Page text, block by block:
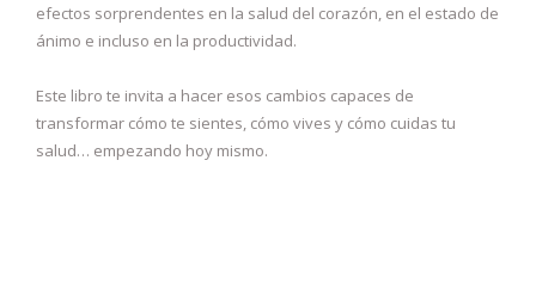
efectos sorprendentes en la salud del corazón, en el estado de
ánimo e incluso en la productividad.
Este libro te invita a hacer esos cambios capaces de
transformar cómo te sientes, cómo vives y cómo cuidas tu
salud… empezando hoy mismo.